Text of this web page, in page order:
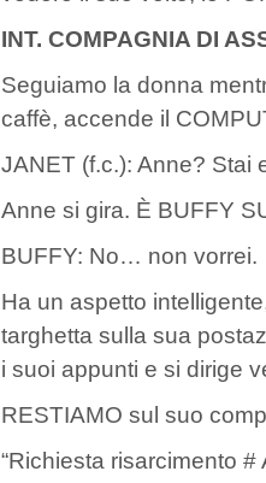
INT. COMPAGNIA DI
Seguiamo la donna
caffè, accende il
JANET (f.c.): Anne? Stai
Anne si gira. È BUFFY
BUFFY: No… non vorrei.
Ha un aspetto
targhetta sulla sua
i suoi appunti e si dirige
RESTIAMO sul suo
“Richiesta risarcimento